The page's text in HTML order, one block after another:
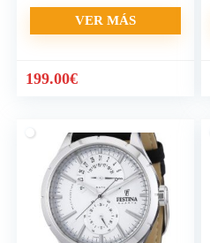
VER MÁS
199.00€